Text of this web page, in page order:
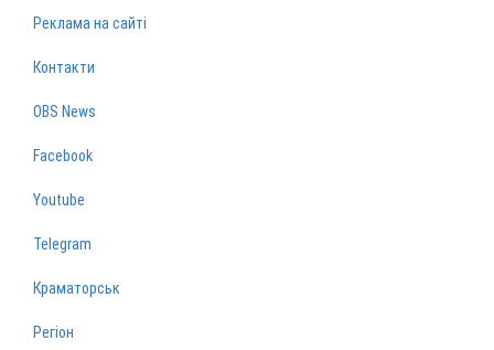
Реклама на сайті
Контакти
OBS News
Facebook
Youtube
Telegram
Краматорськ
Регіон